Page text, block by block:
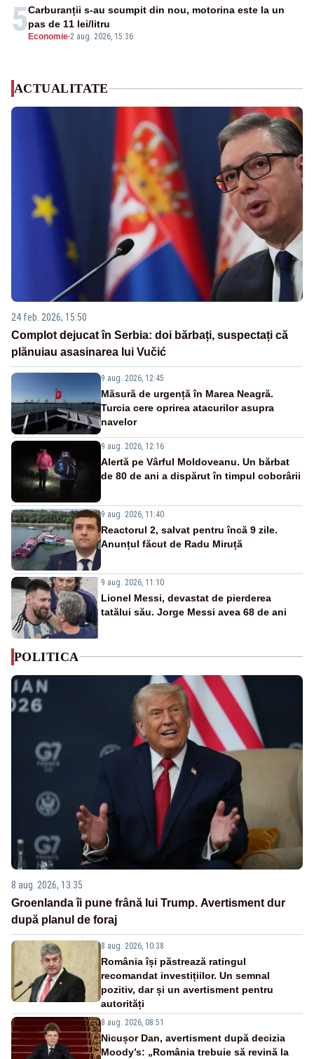
5 Economie-2 aug. 2026, 15:36
Carburanții s-au scumpit din nou, motorina este la un
pas de 11 lei/litru
ACTUALITATE
24 feb. 2026, 15:50
Complot dejucat în Serbia: doi bărbați, suspectați că
plănuiau asasinarea lui Vučić
9 aug. 2026, 12:45
Măsură de urgență în Marea Neagră.
Turcia cere oprirea atacurilor asupra
navelor
9 aug. 2026, 12:16
Alertă pe Vârful Moldoveanu. Un bărbat
de 80 de ani a dispărut în timpul coborârii
9 aug. 2026, 11:40
Reactorul 2, salvat pentru încă 9 zile.
Anunțul făcut de Radu Miruță
9 aug. 2026, 11:10
Lionel Messi, devastat de pierderea
tatălui său. Jorge Messi avea 68 de ani
POLITICA
8 aug. 2026, 13:35
Groenlanda îi pune frână lui Trump. Avertisment dur
după planul de foraj
8 aug. 2026, 10:38
România își păstrează ratingul
recomandat investițiilor. Un semnal
pozitiv, dar și un avertisment pentru
autorități
8 aug. 2026, 08:51
Nicușor Dan, avertisment după decizia
Moody’s: „România trebuie să revină la